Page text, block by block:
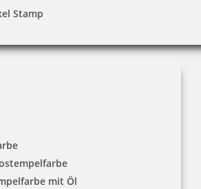
Stamp
mit Öl